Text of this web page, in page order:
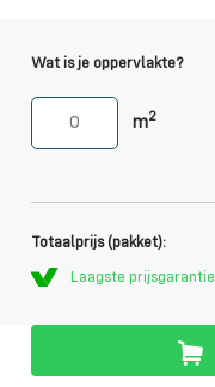
Wat is je oppervlakte?
m2
Totaalprijs (pakket):
Laagste prijsgarantie